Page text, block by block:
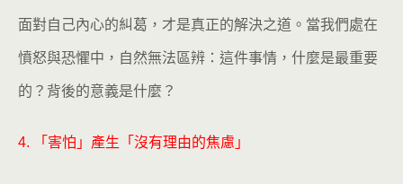
面對自己內心的糾葛，才是真正的解決之道。當我們處在
憤怒與恐懼中，自然無法區辨：這件事情，什麼是最重要
的？背後的意義是什麼？
4. 「害怕」產生「沒有理由的焦慮」